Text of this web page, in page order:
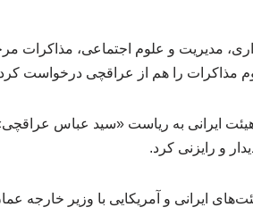
مدیریت و علوم اجتماعی، مذاکرات
مذاکرات را هم از عراقچی درخواست
ایرانی به ریاست «سید عباس
و رایزنی کرد.
ایرانی و آمریکایی با وزیر خارجه